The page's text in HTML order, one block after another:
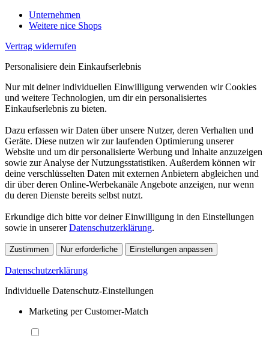
Unternehmen
Weitere nice Shops
Vertrag widerrufen
Personalisiere dein Einkaufserlebnis
Nur mit deiner individuellen Einwilligung verwenden wir Cookies
und weitere Technologien, um dir ein personalisiertes
Einkaufserlebnis zu bieten.
Dazu erfassen wir Daten über unsere Nutzer, deren Verhalten und
Geräte. Diese nutzen wir zur laufenden Optimierung unserer
Website und um dir personalisierte Werbung und Inhalte anzuzeigen
sowie zur Analyse der Nutzungsstatistiken. Außerdem können wir
deine verschlüsselten Daten mit externen Anbietern abgleichen und
dir über deren Online-Werbekanäle Angebote anzeigen, nur wenn
du deren Dienste bereits selbst nutzt.
Erkundige dich bitte vor deiner Einwilligung in den Einstellungen
sowie in unsererDatenschutzerklärung.
Zustimmen Nur erforderliche Einstellungen anpassen
Datenschutzerklärung
Individuelle Datenschutz-Einstellungen
Marketing per Customer-Match